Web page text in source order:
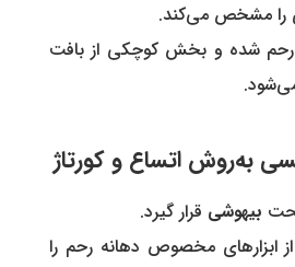
را مشخص می‌کند.
رحم شده و بخش کوچکی از بافت
به‌روش اتساع و کورتاژ
بیهوشی قرار گیرد.
ابزارهای مخصوص دهانه رحم را